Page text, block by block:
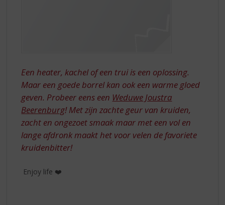
Een heater, kachel of een trui is een oplossing.
Maar een goede borrel kan ook een warme gloed
geven. Probeer eens een Weduwe Joustra
Beerenburg! Met zijn zachte geur van kruiden,
zacht en ongezoet smaak maar met een vol en
lange afdronk maakt het voor velen de favoriete
kruidenbitter!
Enjoy life ❤️